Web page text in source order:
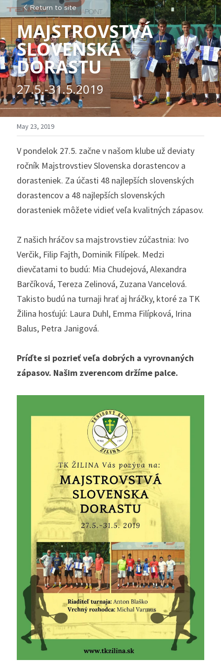
Return to site
MAJSTROVSTVÁ
SLOVENSKA
DORASTU
27.5.-31.5.2019
May 23, 2019
V pondelok 27.5. začne v našom klube už deviaty
ročník Majstrovstiev Slovenska dorastencov a
dorasteniek. Za účasti 48 najlepších slovenských
dorastencov a 48 najlepších slovenských
dorasteniek môžete vidieť veľa kvalitných zápasov.
Z našich hráčov sa majstrovstiev zúčastnia: Ivo
Verčik, Filip Fajth, Dominik Filípek. Medzi
dievčatami to budú: Mia Chudejová, Alexandra
Barčíková, Tereza Zelinová, Zuzana Vancelová.
Takisto budú na turnaji hrať aj hráčky, ktoré za TK
Žilina hosťujú: Laura Duhl, Emma Filípková, Irina
Balus, Petra Janigová.
Príďte si pozrieť veľa dobrých a vyrovnaných
zápasov. Našim zverencom držíme palce.